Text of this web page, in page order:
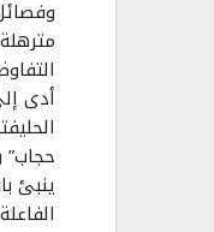
أدى
حجاب”
ينبئ